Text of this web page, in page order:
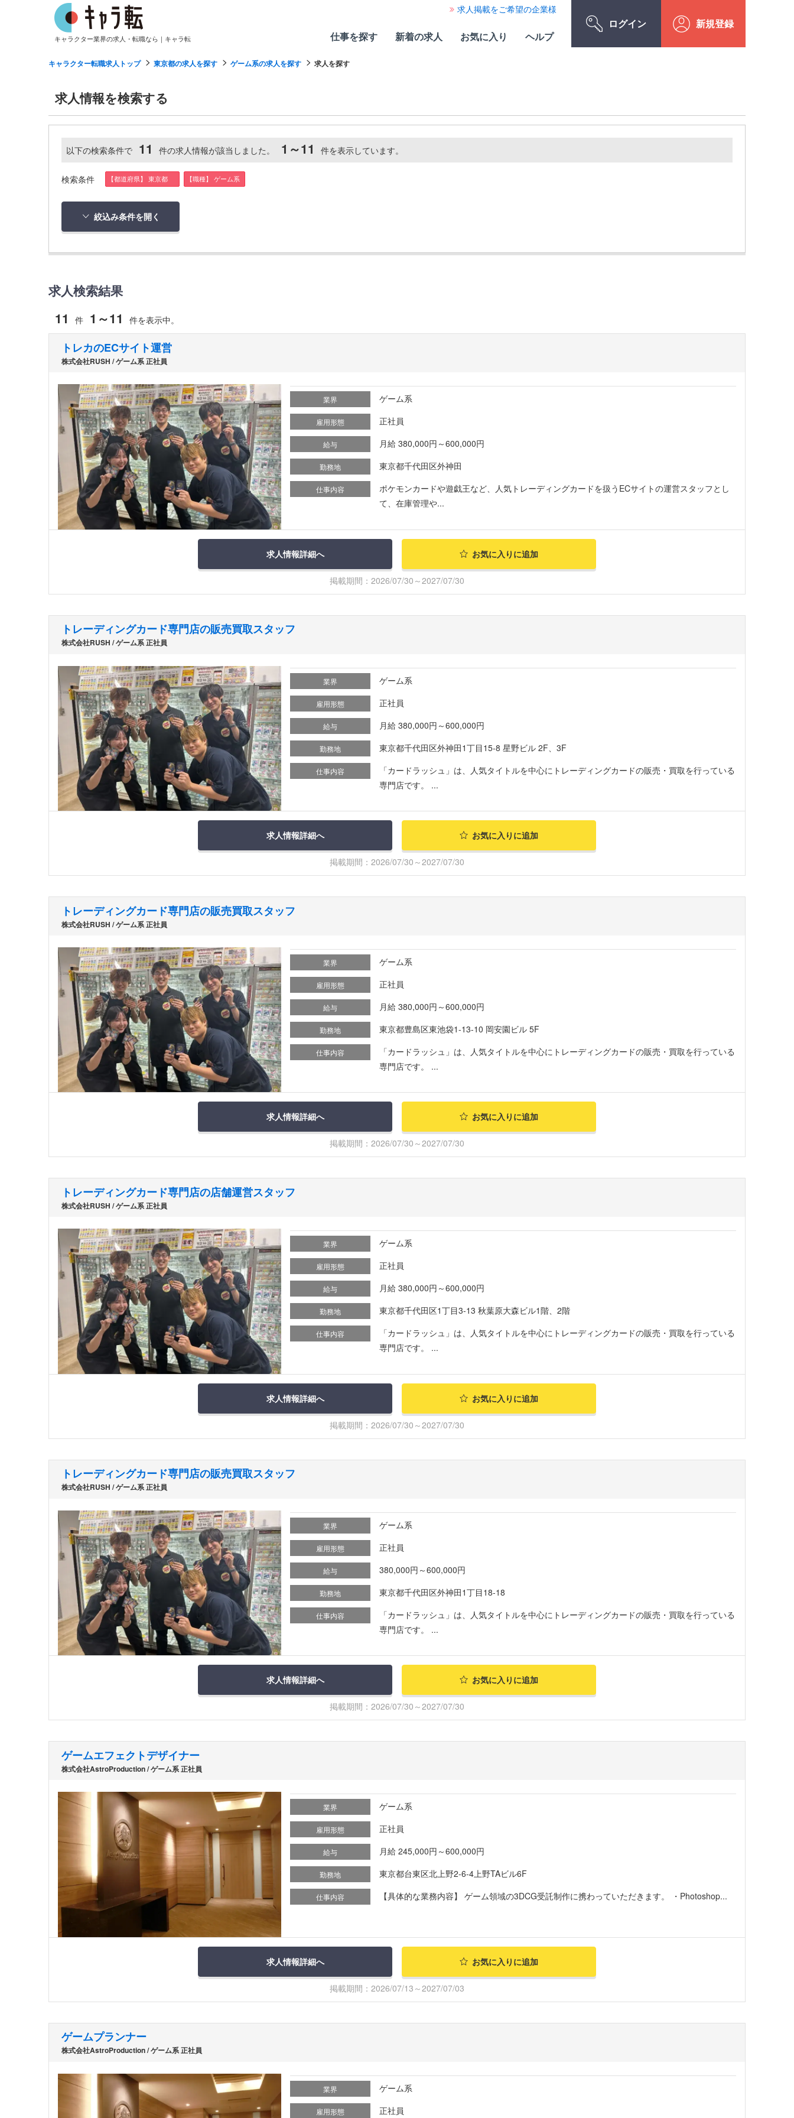
キャラクター業界の求人・転職なら｜キャラ転
求人掲載をご希望の企業様
仕事を探す 新着の求人 お気に入り ヘルプ
ログイン 新規登録
キャラクター転職求人トップ 東京都の求人を探す ゲーム系の求人を探す 求人を探す
求人情報を検索する
以下の検索条件で 11 件の求人情報が該当しました。 1～11 件を表示しています。
検索条件 【都道府県】 東京都 【職種】 ゲーム系
絞込み条件を開く
求人検索結果
11
件 1～11 件を表示中。
トレカのECサイト運営
株式会社RUSH / ゲーム系 正社員
業界 ゲーム系
雇用形態 正社員
給与 月給 380,000円～600,000円
勤務地 東京都千代田区外神田
仕事内容
ポケモンカードや遊戯王など、人気トレーディングカードを扱うECサイトの運営スタッフとし
て、在庫管理や...
求人情報詳細へ お気に入りに追加
掲載期間：2026/07/30～2027/07/30
トレーディングカード専門店の販売買取スタッフ
株式会社RUSH / ゲーム系 正社員
業界 ゲーム系
雇用形態 正社員
給与 月給 380,000円～600,000円
勤務地 東京都千代田区外神田1丁目15-8 星野ビル 2F、3F
仕事内容
「カードラッシュ」は、人気タイトルを中心にトレーディングカードの販売・買取を行っている
専門店です。 ...
求人情報詳細へ お気に入りに追加
掲載期間：2026/07/30～2027/07/30
トレーディングカード専門店の販売買取スタッフ
株式会社RUSH / ゲーム系 正社員
業界 ゲーム系
雇用形態 正社員
給与 月給 380,000円～600,000円
勤務地 東京都豊島区東池袋1-13-10 岡安園ビル 5F
仕事内容
「カードラッシュ」は、人気タイトルを中心にトレーディングカードの販売・買取を行っている
専門店です。 ...
求人情報詳細へ お気に入りに追加
掲載期間：2026/07/30～2027/07/30
トレーディングカード専門店の店舗運営スタッフ
株式会社RUSH / ゲーム系 正社員
業界 ゲーム系
雇用形態 正社員
給与 月給 380,000円～600,000円
勤務地 東京都千代田区1丁目3-13 秋葉原大森ビル1階、2階
仕事内容
「カードラッシュ」は、人気タイトルを中心にトレーディングカードの販売・買取を行っている
専門店です。 ...
求人情報詳細へ お気に入りに追加
掲載期間：2026/07/30～2027/07/30
トレーディングカード専門店の販売買取スタッフ
株式会社RUSH / ゲーム系 正社員
業界 ゲーム系
雇用形態 正社員
給与 380,000円～600,000円
勤務地 東京都千代田区外神田1丁目18-18
仕事内容
「カードラッシュ」は、人気タイトルを中心にトレーディングカードの販売・買取を行っている
専門店です。 ...
求人情報詳細へ お気に入りに追加
掲載期間：2026/07/30～2027/07/30
ゲームエフェクトデザイナー
株式会社AstroProduction / ゲーム系 正社員
業界 ゲーム系
雇用形態 正社員
給与 月給 245,000円～600,000円
勤務地 東京都台東区北上野2-6-4上野TAビル6F
仕事内容 【具体的な業務内容】 ゲーム領域の3DCG受託制作に携わっていただきます。 ・Photoshop...
求人情報詳細へ お気に入りに追加
掲載期間：2026/07/13～2027/07/03
ゲームプランナー
株式会社AstroProduction / ゲーム系 正社員
業界 ゲーム系
雇用形態 正社員